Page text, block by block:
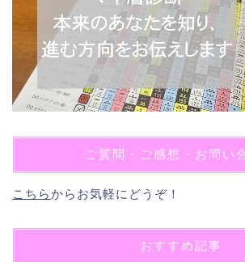
ご質問・ご感想・お問い
こちらからお気軽にどうぞ！
おすすめ記事